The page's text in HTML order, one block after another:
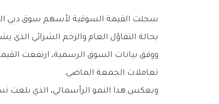
‬بحالة‭ ‬التفاؤل‭ ‬العام‭ ‬والزخم‭ ‬الشرائي‭ ‬الذي‭ ‬يشهده‭ ‬السوق‭ ‬حالياً‭.‬
‬تعاملات‭ ‬الجمعة‭ ‬الماضي‭.‬